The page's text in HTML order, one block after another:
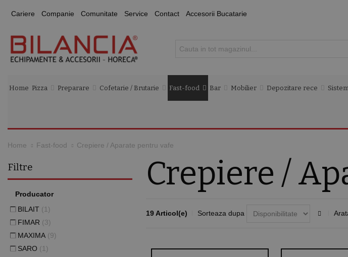
Cariere Companie Comunitate Service Contact Accesorii Bucatarie
Home Pizza Preparare Cofetarie / Brutarie Fast-food Bar Mobilier Depozitare rece
Home Fast-food Crepiere / Aparate pentru vafe
Crepiere /
19 Articol(e) Sorteaza dupa
Filtre
Producator
BILAIT (1)
FIMAR (3)
MAXIMA (9)
SARO (1)